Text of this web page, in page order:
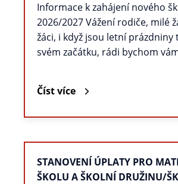
Informace k zahájení nového
2026/2027 Vážení rodiče, milé
žáci, i když jsou letní prázdniny
svém začátku, rádi bychom
Číst více
STANOVENÍ ÚPLATY PRO
ŠKOLU A ŠKOLNÍ DRUŽINU/